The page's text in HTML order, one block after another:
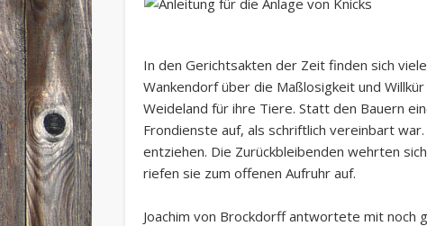
In den Gerichtsakten der Zeit finden sich
Wankendorf über die Maßlosigkeit und
Weideland für ihre Tiere. Statt den Bauern
Frondienste auf, als schriftlich vereinbart
entziehen. Die Zurückbleibenden wehrten
riefen sie zum offenen Aufruhr auf.
Joachim von Brockdorff antwortete mit noch